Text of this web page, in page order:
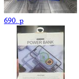
690. p